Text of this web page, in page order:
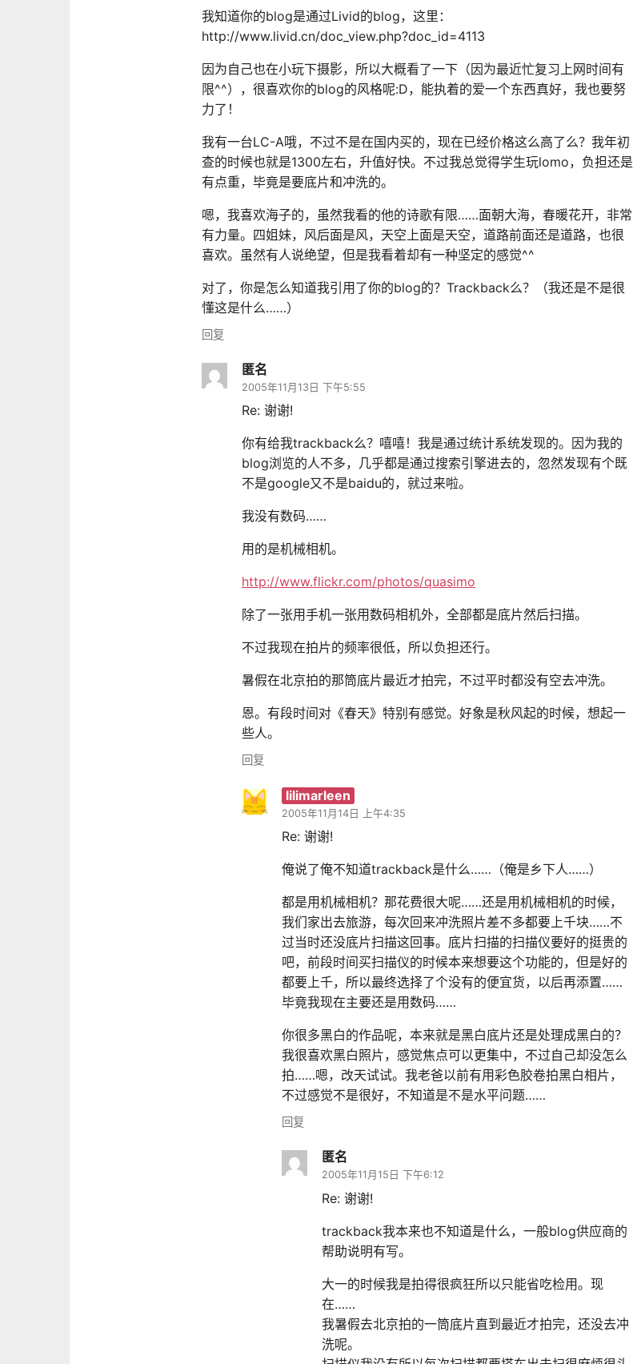
我知道你的blog是通过Livid的blog，这里：
http://www.livid.cn/doc_view.php?doc_id=4113
因为自己也在小玩下摄影，所以大概看了一下（因为最近忙复习上网时间有
限^^），很喜欢你的blog的风格呢:D，能执着的爱一个东西真好，我也要努
力了！
我有一台LC-A哦，不过不是在国内买的，现在已经价格这么高了么？我年初
查的时候也就是1300左右，升值好快。不过我总觉得学生玩lomo，负担还是
有点重，毕竟是要底片和冲洗的。
嗯，我喜欢海子的，虽然我看的他的诗歌有限……面朝大海，春暖花开，非常
有力量。四姐妹，风后面是风，天空上面是天空，道路前面还是道路，也很
喜欢。虽然有人说绝望，但是我看着却有一种坚定的感觉^^
对了，你是怎么知道我引用了你的blog的？Trackback么？（我还是不是很
懂这是什么……）
回复
匿名
2005年11月13日 下午5:55
Re: 谢谢!
你有给我trackback么？嘻嘻！我是通过统计系统发现的。因为我的
blog浏览的人不多，几乎都是通过搜索引擎进去的，忽然发现有个既
不是google又不是baidu的，就过来啦。
我没有数码……
用的是机械相机。
http://www.flickr.com/photos/quasimo
除了一张用手机一张用数码相机外，全部都是底片然后扫描。
不过我现在拍片的频率很低，所以负担还行。
暑假在北京拍的那筒底片最近才拍完，不过平时都没有空去冲洗。
恩。有段时间对《春天》特别有感觉。好象是秋风起的时候，想起一
些人。
回复
lilimarleen
2005年11月14日 上午4:35
Re: 谢谢!
俺说了俺不知道trackback是什么……（俺是乡下人……）
都是用机械相机？那花费很大呢……还是用机械相机的时候，
我们家出去旅游，每次回来冲洗照片差不多都要上千块……不
过当时还没底片扫描这回事。底片扫描的扫描仪要好的挺贵的
吧，前段时间买扫描仪的时候本来想要这个功能的，但是好的
都要上千，所以最终选择了个没有的便宜货，以后再添置……
毕竟我现在主要还是用数码……
你很多黑白的作品呢，本来就是黑白底片还是处理成黑白的？
我很喜欢黑白照片，感觉焦点可以更集中，不过自己却没怎么
拍……嗯，改天试试。我老爸以前有用彩色胶卷拍黑白相片，
不过感觉不是很好，不知道是不是水平问题……
回复
匿名
2005年11月15日 下午6:12
Re: 谢谢!
trackback我本来也不知道是什么，一般blog供应商的
帮助说明有写。
大一的时候我是拍得很疯狂所以只能省吃检用。现
在……
我暑假去北京拍的一筒底片直到最近才拍完，还没去冲
洗呢。